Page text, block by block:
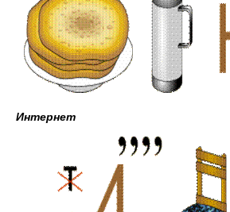
Интернет